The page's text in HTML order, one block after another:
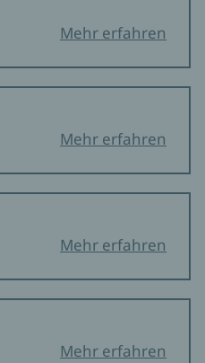
Mehr erfahren
Mehr erfahren
Mehr erfahren
Mehr erfahren